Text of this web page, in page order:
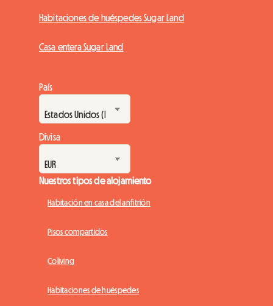
Habitaciones de huéspedes Sugar Land
Casa entera Sugar Land
País
Divisa
Nuestros tipos de alojamiento
Habitación en casa del anfitrión
Pisos compartidos
Coliving
Habitaciones de huéspedes